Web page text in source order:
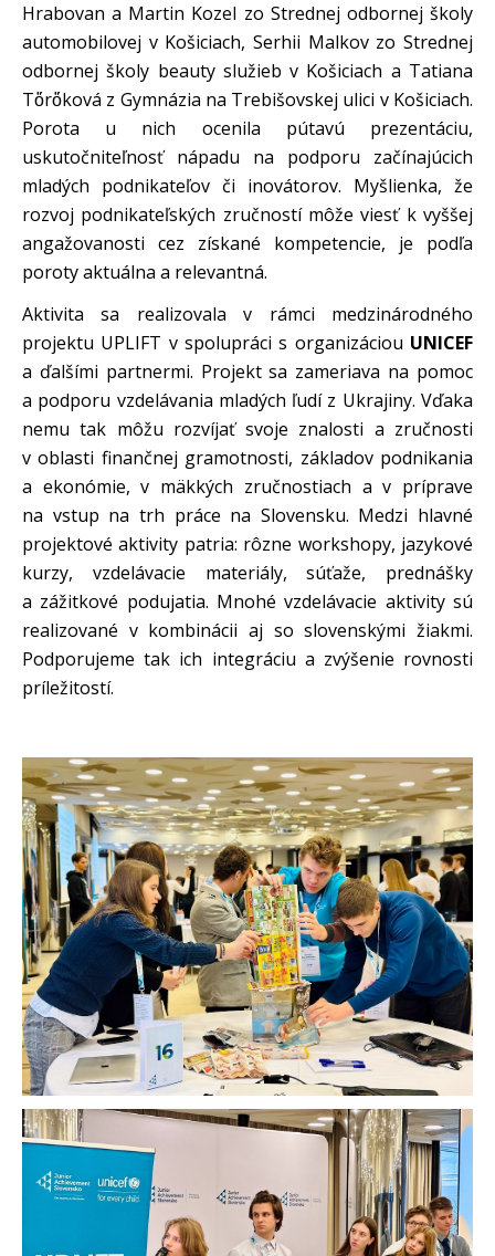
Hrabovan a Martin Kozel zo Strednej odbornej školy
automobilovej v Košiciach, Serhii Malkov zo Strednej
odbornej školy beauty služieb v Košiciach a Tatiana
Tὄrὄková z Gymnázia na Trebišovskej ulici v Košiciach.
Porota u nich ocenila pútavú prezentáciu,
uskutočniteľnosť nápadu na podporu začínajúcich
mladých podnikateľov či inovátorov. Myšlienka, že
rozvoj podnikateľských zručností môže viesť k vyššej
angažovanosti cez získané kompetencie, je podľa
poroty aktuálna a relevantná.
Aktivita sa realizovala v rámci medzinárodného
projektu UPLIFT v spolupráci s organizáciou UNICEF
a ďalšími partnermi. Projekt sa zameriava na pomoc
a podporu vzdelávania mladých ľudí z Ukrajiny. Vďaka
nemu tak môžu rozvíjať svoje znalosti a zručnosti
v oblasti finančnej gramotnosti, základov podnikania
a ekonómie, v mäkkých zručnostiach a v príprave
na vstup na trh práce na Slovensku. Medzi hlavné
projektové aktivity patria: rôzne workshopy, jazykové
kurzy, vzdelávacie materiály, súťaže, prednášky
a zážitkové podujatia. Mnohé vzdelávacie aktivity sú
realizované v kombinácii aj so slovenskými žiakmi.
Podporujeme tak ich integráciu a zvýšenie rovnosti
príležitostí.